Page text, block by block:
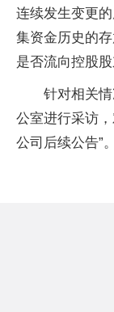
连续发生变更
集资金历史的
是否流向控股股
针对相关
公室进行采访
公司后续公告”